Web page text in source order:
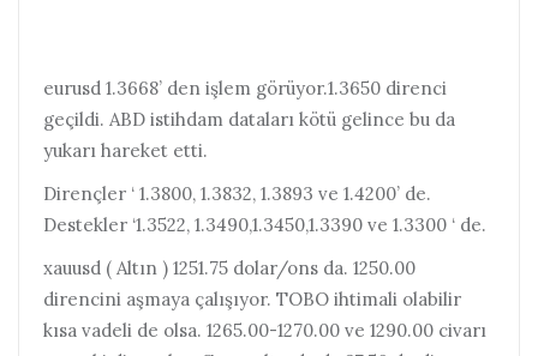
eurusd 1.3668’ den işlem görüyor.1.3650 direnci
geçildi. ABD istihdam dataları kötü gelince bu da
yukarı hareket etti.
Dirençler ‘ 1.3800, 1.3832, 1.3893 ve 1.4200’ de.
Destekler ‘1.3522, 1.3490,1.3450,1.3390 ve 1.3300 ‘ de.
xauusd ( Altın ) 1251.75 dolar/ons da. 1250.00
direncini aşmaya çalışıyor. TOBO ihtimali olabilir
kısa vadeli de olsa. 1265.00-1270.00 ve 1290.00 civarı